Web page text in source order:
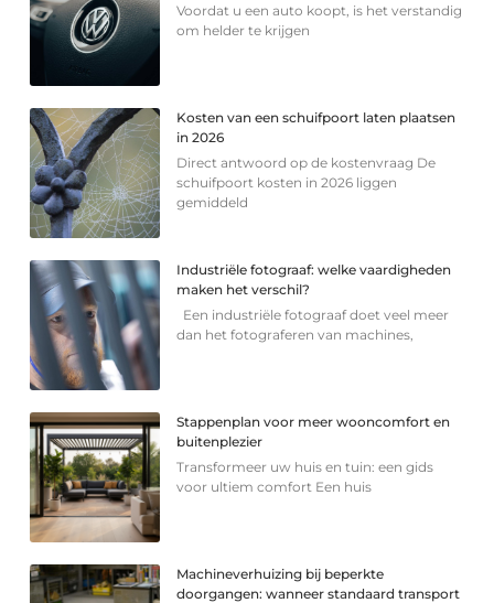
Voordat u een auto koopt, is het verstandig
om helder te krijgen
Kosten van een schuifpoort laten plaatsen
in 2026
Direct antwoord op de kostenvraag De
schuifpoort kosten in 2026 liggen
gemiddeld
Industriële fotograaf: welke vaardigheden
maken het verschil?
Een industriële fotograaf doet veel meer
dan het fotograferen van machines,
Stappenplan voor meer wooncomfort en
buitenplezier
Transformeer uw huis en tuin: een gids
voor ultiem comfort Een huis
Machineverhuizing bij beperkte
doorgangen: wanneer standaard transport